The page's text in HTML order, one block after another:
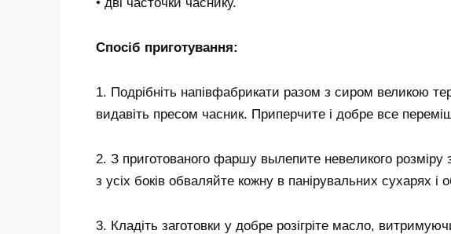
• дві часточки часнику.
Спосіб приготування:
1. Подрібніть напівфабрикати разом з сиром великою
видавіть пресом часник. Приперчите і добре все
2. З приготованого фаршу вылепите невеликого розміру
з усіх боків обваляйте кожну в панірувальних сухарях і
3. Кладіть заготовки у добре розігріте масло,